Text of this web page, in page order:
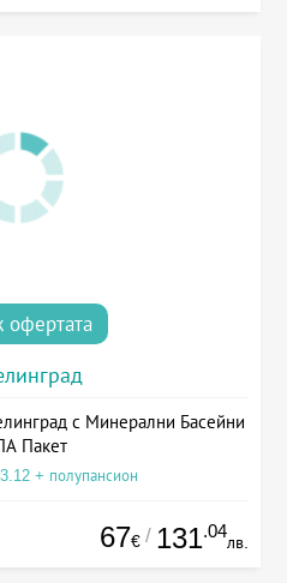
офертата
с Минерални Басейни
Пакет
+ полупансион
67€ / 131.04
лв.